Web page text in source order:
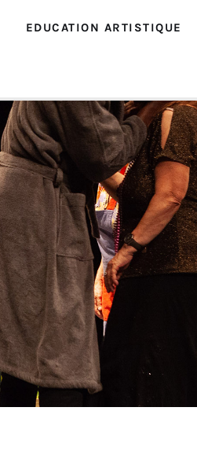
EDUCATION ARTISTIQUE